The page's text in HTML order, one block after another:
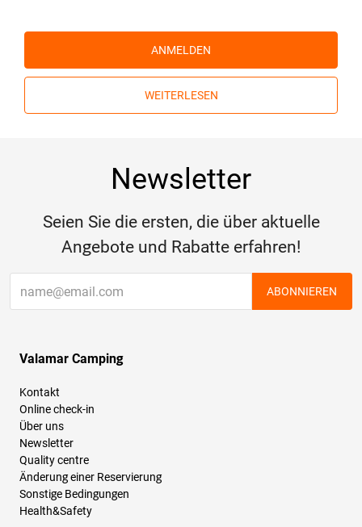
ANMELDEN
WEITERLESEN
Newsletter
Seien Sie die ersten, die über aktuelle
Angebote und Rabatte erfahren!
ABONNIEREN
Valamar Camping
Kontakt
Online check-in
Über uns
Newsletter
Quality centre
Änderung einer Reservierung
Sonstige Bedingungen
Health&Safety